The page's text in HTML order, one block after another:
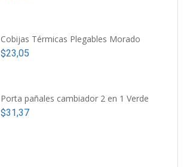
Cobijas Térmicas Plegables Morado
$23,05
Porta pañales cambiador 2 en 1 Verde
$31,37